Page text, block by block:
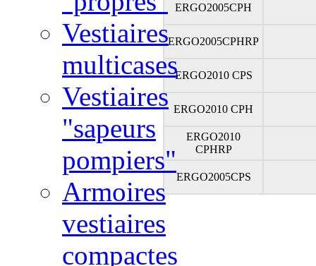
ERGO2005CPH
ERGO2005CPHRP
ERGO2010 CPS
ERGO2010 CPH
ERGO2010
CPHRP
ERGO2005CPS
Vestiaires
multicases
Vestiaires
"sapeurs
pompiers"
Armoires
vestiaires
compactes